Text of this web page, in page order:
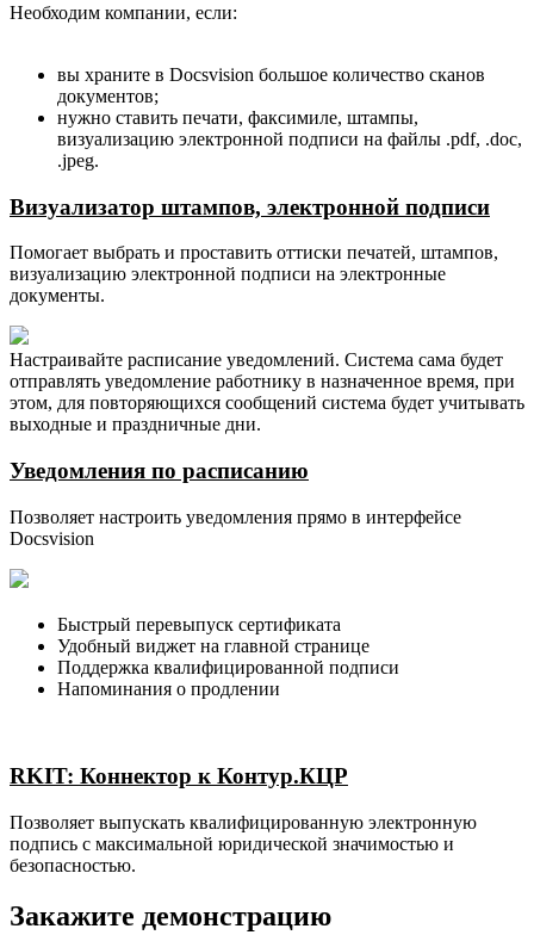
Необходим компании, если:
вы храните в Docsvision большое количество сканов
документов;
нужно ставить печати, факсимиле, штампы,
визуализацию электронной подписи на файлы .pdf, .doc,
.jpeg.
Визуализатор штампов, электронной подписи
Помогает выбрать и проставить оттиски печатей, штампов,
визуализацию электронной подписи на электронные
документы.
Настраивайте расписание уведомлений. Система сама будет
отправлять уведомление работнику в назначенное время, при
этом, для повторяющихся сообщений система будет учитывать
выходные и праздничные дни.
Уведомления по расписанию
Позволяет настроить уведомления прямо в интерфейсе
Docsvision
Быстрый перевыпуск сертификата
Удобный виджет на главной странице
Поддержка квалифицированной подписи
Напоминания о продлении
RKIT: Коннектор к Контур.КЦР
Позволяет выпускать квалифицированную электронную
подпись с максимальной юридической значимостью и
безопасностью.
Закажите демонстрацию